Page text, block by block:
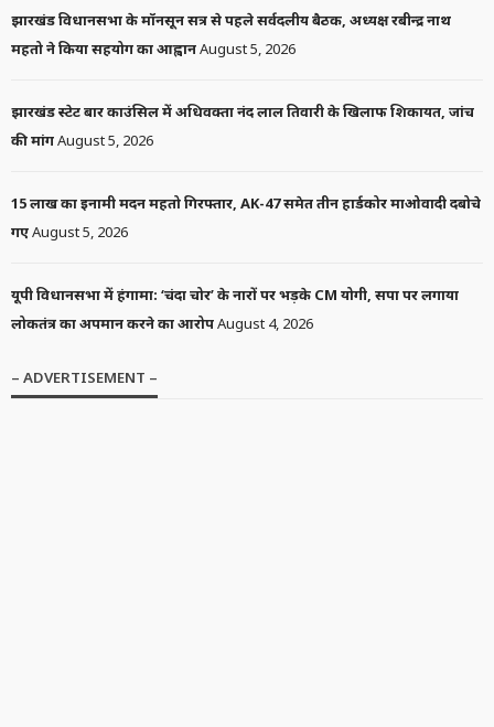
झारखंड विधानसभा के मॉनसून सत्र से पहले सर्वदलीय बैठक, अध्यक्ष रबीन्द्र नाथ
महतो ने किया सहयोग का आह्वानAugust 5, 2026
झारखंड स्टेट बार काउंसिल में अधिवक्ता नंद लाल तिवारी के खिलाफ शिकायत, जांच
की मांगAugust 5, 2026
15 लाख का इनामी मदन महतो गिरफ्तार, AK-47 समेत तीन हार्डकोर माओवादी दबोचे
गएAugust 5, 2026
यूपी विधानसभा में हंगामा: ‘चंदा चोर’ के नारों पर भड़के CM योगी, सपा पर लगाया
लोकतंत्र का अपमान करने का आरोपAugust 4, 2026
– ADVERTISEMENT –